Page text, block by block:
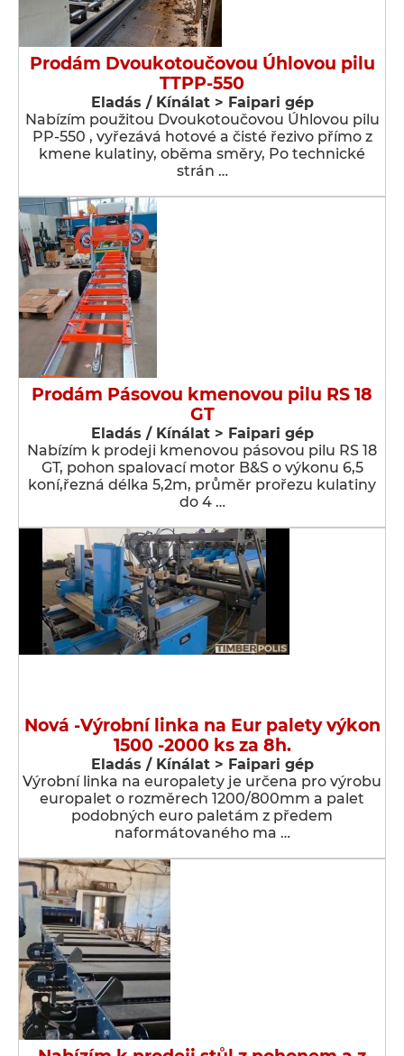
Prodám Dvoukotoučovou Úhlovou pilu
TTPP-550
Eladás / Kínálat > Faipari gép
Nabízím použitou Dvoukotoučovou Úhlovou pilu
PP-550 , vyřezává hotové a čisté řezivo přímo z
kmene kulatiny, oběma směry, Po technické
strán …
Prodám Pásovou kmenovou pilu RS 18
GT
Eladás / Kínálat > Faipari gép
Nabízím k prodeji kmenovou pásovou pilu RS 18
GT, pohon spalovací motor B&S o výkonu 6,5
koní,řezná délka 5,2m, průměr prořezu kulatiny
do 4 …
Nová -Výrobní linka na Eur palety výkon
1500 -2000 ks za 8h.
Eladás / Kínálat > Faipari gép
Výrobní linka na europalety je určena pro výrobu
europalet o rozměrech 1200/800mm a palet
podobných euro paletám z předem
naformátovaného ma …